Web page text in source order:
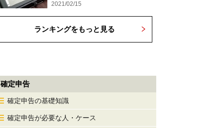
2021/02/15
ランキングをもっと見る
確定申告
確定申告の基礎知識
確定申告が必要な人・ケース